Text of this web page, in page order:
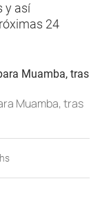
y así
24
Muamba, tras